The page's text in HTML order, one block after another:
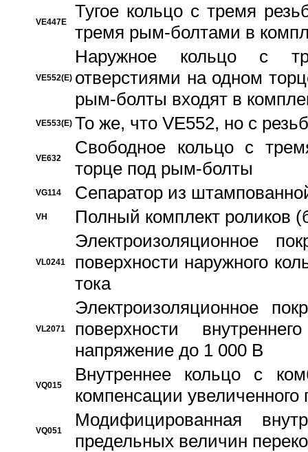
VE447E
Тугое кольцо с тремя
тремя рым-болтами в
VE552(E)
Наружное кольцо с
отверстиями на одном
рым-болты входят в
VE553(E) То же, что VE552, но с
VE632
Свободное кольцо с
торце под рым-болты
VG114 Сепаратор из
VH Полный комплект роликов
VL0241
Электроизоляционное
поверхности наружного
тока
VL2071
Электроизоляционное
поверхности
напряжение до 1 000 В
VQ015
Bнутреннее кольцо с
компенсации увеличенного
VQ051
Модифицированная
предельных величин